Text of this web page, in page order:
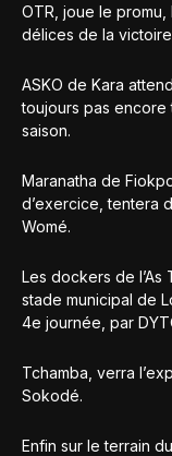
OTR, joue le promu,
délices de la
ASKO de Kara
toujours pas
saison.
Maranatha de
d’exercice, tentera
Womé.
Les dockers de
stade municipal de
4e journée, par
Tchamba, verra
Sokodé.
Enfin sur le terrain